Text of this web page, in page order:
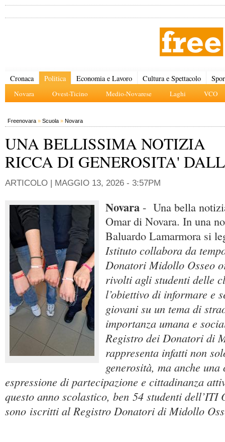
Cronaca Politica
Novara Ovest-Ticino Medio-Novarese Laghi VCO
Economia e Lavoro Cultura e Spettacolo
Freenovara » Scuola » Novara
UNA BELLISSIMA NOTIZIA
RICCA DI GENEROSITA'
ARTICOLO | MAGGIO 13, 2026 - 3:57PM
Novara - Una bella
Omar di Novara. In una
Baluardo Lamarmora si
Istituto collabora da
Donatori Midollo Osseo
rivolti agli studenti delle
l’obiettivo di informare e
giovani su un tema di
importanza umana e
Registro dei Donatori di
rappresenta infatti non
generosità, ma anche una
espressione di partecipazione e cittadinanza
questo anno scolastico, ben 54 studenti dell’ITI
sono iscritti al Registro Donatori di Midollo